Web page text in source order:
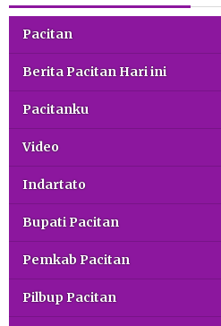
Pacitan
Berita Pacitan Hari ini
Pacitanku
Video
Indartato
Bupati Pacitan
Pemkab Pacitan
Pilbup Pacitan